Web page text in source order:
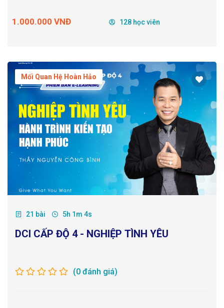
1.000.000 VNĐ 128 học viên
Mối Quan Hệ Hoàn Hảo
21 bài 5h 1m 4s
DCI CẤP ĐỘ 4 - NGHIỆP TÌNH YÊU
(0 đánh giá)